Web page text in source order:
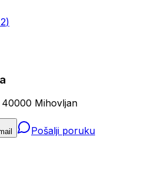
)
Mihovljan
Pošalji poruku